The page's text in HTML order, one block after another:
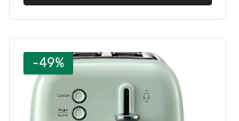
-49%